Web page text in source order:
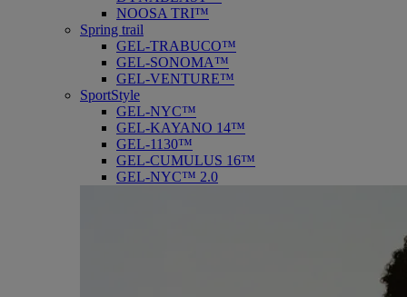
NOOSA TRI™
Spring trail
GEL-TRABUCO™
GEL-SONOMA™
GEL-VENTURE™
SportStyle
GEL-NYC™
GEL-KAYANO 14™
GEL-1130™
GEL-CUMULUS 16™
GEL-NYC™ 2.0